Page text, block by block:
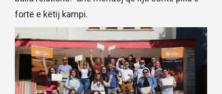
fortë e këtij kampi.